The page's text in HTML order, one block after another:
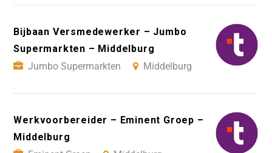
Bijbaan Versmedewerker – Jumbo
Supermarkten – Middelburg
Jumbo Supermarkten
Middelburg
Werkvoorbereider – Eminent Groep –
Middelburg